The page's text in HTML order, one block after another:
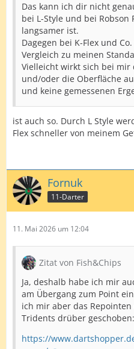
Das kann ich dir nicht
bei L-Style und bei
langsamer ist.
Dagegen bei K-Flex und
Vergleich zu meinen
Vielleicht wirkt sich bei mir
und/oder die Oberfläche
und keine gemessenen
ist auch so. Durch L Style
Flex schneller von meinem
Fornuk
11-Darter
11. Mai 2026 um 12:04
Zitat von Fish&Chips
Ja, deshalb habe ich mir
am Übergang zum Point
ich mir aber das
Tridents drüber geschoben:
https://